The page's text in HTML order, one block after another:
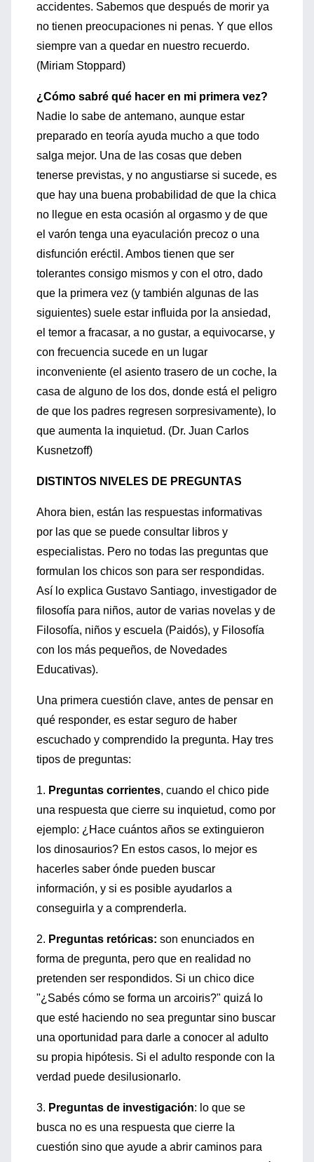
accidentes. Sabemos que después de morir ya
no tienen preocupaciones ni penas. Y que ellos
siempre van a quedar en nuestro recuerdo.
(Miriam Stoppard)
¿Cómo sabré qué hacer en mi primera vez?
Nadie lo sabe de antemano, aunque estar
preparado en teoría ayuda mucho a que todo
salga mejor. Una de las cosas que deben
tenerse previstas, y no angustiarse si sucede, es
que hay una buena probabilidad de que la chica
no llegue en esta ocasión al orgasmo y de que
el varón tenga una eyaculación precoz o una
disfunción eréctil. Ambos tienen que ser
tolerantes consigo mismos y con el otro, dado
que la primera vez (y también algunas de las
siguientes) suele estar influida por la ansiedad,
el temor a fracasar, a no gustar, a equivocarse, y
con frecuencia sucede en un lugar
inconveniente (el asiento trasero de un coche, la
casa de alguno de los dos, donde está el peligro
de que los padres regresen sorpresivamente), lo
que aumenta la inquietud. (Dr. Juan Carlos
Kusnetzoff)
DISTINTOS NIVELES DE PREGUNTAS
Ahora bien, están las respuestas informativas
por las que se puede consultar libros y
especialistas. Pero no todas las preguntas que
formulan los chicos son para ser respondidas.
Así lo explica Gustavo Santiago, investigador de
filosofía para niños, autor de varias novelas y de
Filosofía, niños y escuela (Paidós), y Filosofía
con los más pequeños, de Novedades
Educativas).
Una primera cuestión clave, antes de pensar en
qué responder, es estar seguro de haber
escuchado y comprendido la pregunta. Hay tres
tipos de preguntas:
1. Preguntas corrientes, cuando el chico pide
una respuesta que cierre su inquietud, como por
ejemplo: ¿Hace cuántos años se extinguieron
los dinosaurios? En estos casos, lo mejor es
hacerles saber ónde pueden buscar
información, y si es posible ayudarlos a
conseguirla y a comprenderla.
2. Preguntas retóricas: son enunciados en
forma de pregunta, pero que en realidad no
pretenden ser respondidos. Si un chico dice
"¿Sabés cómo se forma un arcoiris?" quizá lo
que esté haciendo no sea preguntar sino buscar
una oportunidad para darle a conocer al adulto
su propia hipótesis. Si el adulto responde con la
verdad puede desilusionarlo.
3. Preguntas de investigación: lo que se
busca no es una respuesta que cierre la
cuestión sino que ayude a abrir caminos para